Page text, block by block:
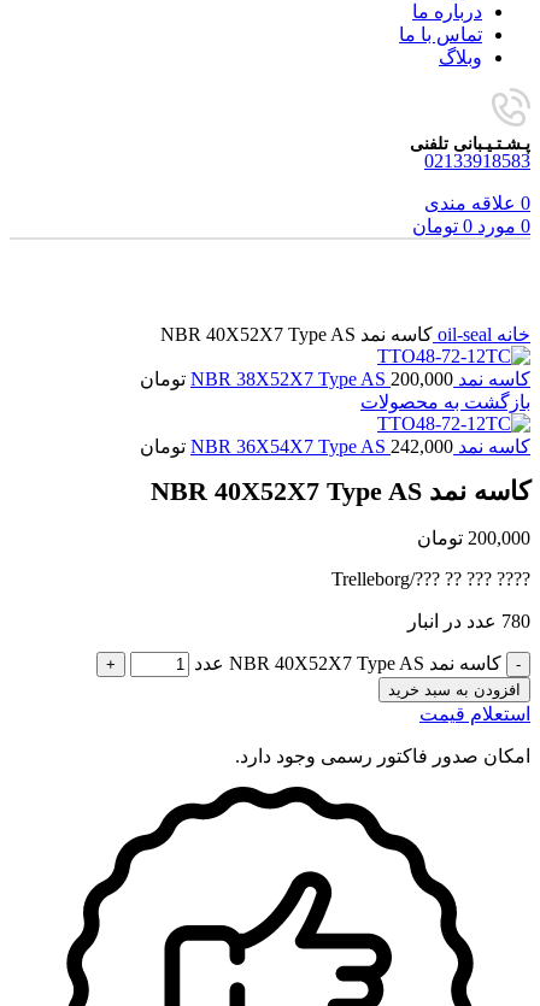
درباره ما
تماس با ما
وبلاگ
پـشـتـیـبانی تلفنی
02133918583
0 علاقه مندی
0 مورد 0 تومان
خانه oil-seal کاسه نمد NBR 40X52X7 Type AS
کاسه نمد NBR 38X52X7 Type AS 200,000
تومان
بازگشت به محصولات
کاسه نمد NBR 36X54X7 Type AS 242,000 تومان
کاسه نمد NBR 40X52X7 Type AS
200,000 تومان
???? ??? ?? ???/Trelleborg
780 عدد در انبار
کاسه نمد NBR 40X52X7 Type AS عدد
افزودن به سبد خرید
استعلام قیمت
امکان صدور فاکتور رسمی وجود دارد.